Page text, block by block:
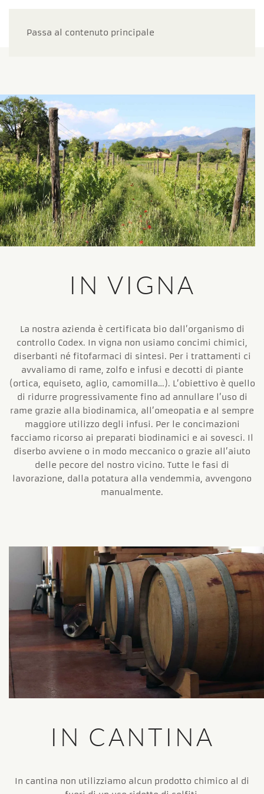
Passa al contenuto principale
IN VIGNA
La nostra azienda è certificata bio dall’organismo di
controllo Codex. In vigna non usiamo concimi chimici,
diserbanti né fitofarmaci di sintesi. Per i trattamenti ci
avvaliamo di rame, zolfo e infusi e decotti di piante
(ortica, equiseto, aglio, camomilla…). L’obiettivo è quello
di ridurre progressivamente fino ad annullare l’uso di
rame grazie alla biodinamica, all’omeopatia e al sempre
maggiore utilizzo degli infusi. Per le concimazioni
facciamo ricorso ai preparati biodinamici e ai sovesci. Il
diserbo avviene o in modo meccanico o grazie all’aiuto
delle pecore del nostro vicino. Tutte le fasi di
lavorazione, dalla potatura alla vendemmia, avvengono
manualmente.
IN CANTINA
In cantina non utilizziamo alcun prodotto chimico al di